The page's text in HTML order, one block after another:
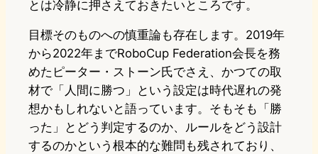
とは冷静に押さえておきたいところです。
目標そのものへの慎重論も存在します。2019年
から2022年までRoboCup Federation会長を務
めたピーター・ストーン氏でさえ、かつての取
材で「人間に勝つ」という設定は時代遅れの発
想かもしれないと語っています。そもそも「勝
った」とどう判定するのか、ルールをどう設計
するのかという根本的な難問も残されており、